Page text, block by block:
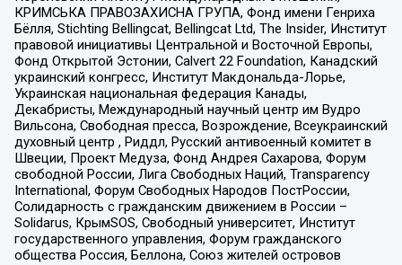
КРИМСЬКА ПРАВОЗАХИСНА ГРУПА, Фонд имени Генриха
Бёлля, Stichting Bellingcat, Bellingcat Ltd, The Insider, Институт
правовой инициативы Центральной и Восточной Европы,
Фонд Открытой Эстонии, Calvert 22 Foundation, Канадский
украинский конгресс, Институт Макдональда-Лорье,
Украинская национальная федерация Канады,
Декабристы, Международный научный центр им Вудро
Вильсона, Свободная пресса, Возрождение, Всеукраинский
духовный центр , Риддл, Русский антивоенный комитет в
Швеции, Проект Медуза, Фонд Андрея Сахарова, Форум
свободной России, Лига Свободных Наций, Transparеncy
International, Форум Свободных Народов ПостРоссии,
Солидарность с гражданским движением в России –
Solidarus, КрымSOS, Свободный университет, Институт
государственного управления, Форум гражданского
общества Россия, Беллона, Союз жителей островов